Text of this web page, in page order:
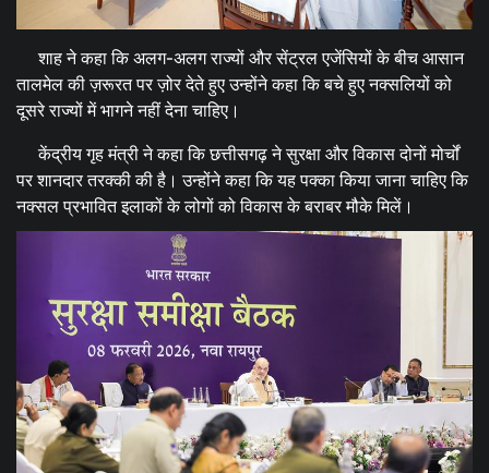
शाह ने कहा कि अलग-अलग राज्यों और सेंट्रल एजेंसियों के बीच आसान
तालमेल की ज़रूरत पर ज़ोर देते हुए उन्होंने कहा कि बचे हुए नक्सलियों को
दूसरे राज्यों में भागने नहीं देना चाहिए।
केंद्रीय गृह मंत्री ने कहा कि छत्तीसगढ़ ने सुरक्षा और विकास दोनों मोर्चों
पर शानदार तरक्की की है। उन्होंने कहा कि यह पक्का किया जाना चाहिए कि
नक्सल प्रभावित इलाकों के लोगों को विकास के बराबर मौके मिलें।